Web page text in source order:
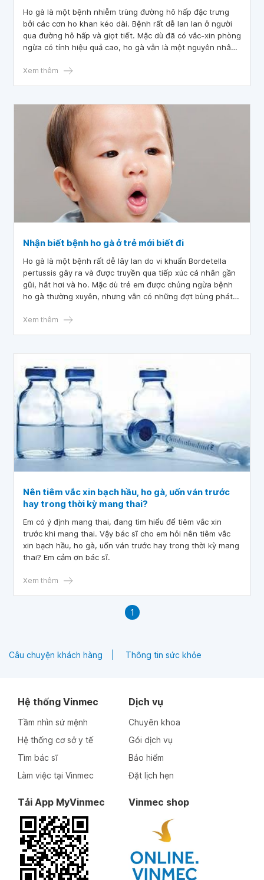
Ho gà là một bệnh nhiễm trùng đường hô hấp đặc trưng
bởi các cơn ho khan kéo dài. Bệnh rất dễ lan lan ở người
qua đường hô hấp và giọt tiết. Mặc dù đã có vắc-xin phòng
ngừa có tính hiệu quả cao, ho gà vẫn là một nguyên nhân
Theo đó, các đặc điểm cơn ho gà ở trẻ cha mẹ nên nhớ để
Xem thêm
Nhận biết bệnh ho gà ở trẻ mới biết đi
Ho gà là một bệnh rất dễ lây lan do vi khuẩn Bordetella
pertussis gây ra và được truyền qua tiếp xúc cá nhân gần
gũi, hắt hơi và ho. Mặc dù trẻ em được chủng ngừa bệnh
ho gà thường xuyên, nhưng vẫn có những đợt bùng phát
Xem thêm
Nên tiêm vắc xin bạch hầu, ho gà, uốn ván trước
hay trong thời kỳ mang thai?
Em có ý định mang thai, đang tìm hiểu để tiêm vắc xin
trước khi mang thai. Vậy bác sĩ cho em hỏi nên tiêm vắc
xin bạch hầu, ho gà, uốn ván trước hay trong thời kỳ mang
thai? Em cảm ơn bác sĩ.
Xem thêm
1
Câu chuyện khách hàng Thông tin sức khỏe
Hệ thống Vinmec
Tầm nhìn sứ mệnh
Hệ thống cơ sở y tế
Tìm bác sĩ
Làm việc tại Vinmec
Dịch vụ
Chuyên khoa
Gói dịch vụ
Bảo hiểm
Đặt lịch hẹn
Tải App MyVinmec Vinmec shop